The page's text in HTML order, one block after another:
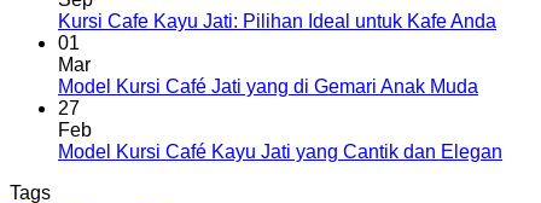
Kursi Cafe Kayu Jati: Pilihan Ideal untuk Kafe Anda
01
Mar
Model Kursi Café Jati yang di Gemari Anak Muda
27
Feb
Model Kursi Café Kayu Jati yang Cantik dan Elegan
Tags